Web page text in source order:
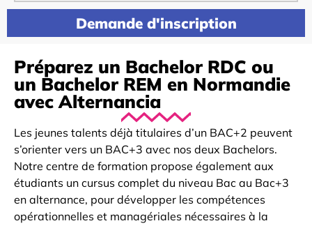
Demande d'inscription
Préparez un Bachelor RDC ou
un Bachelor REM en Normandie
avec Alternancia
Les jeunes talents déjà titulaires d’un BAC+2 peuvent
s’orienter vers un BAC+3 avec nos deux Bachelors.
Notre centre de formation propose également aux
étudiants un cursus complet du niveau Bac au Bac+3
en alternance, pour développer les compétences
opérationnelles et managériales nécessaires à la